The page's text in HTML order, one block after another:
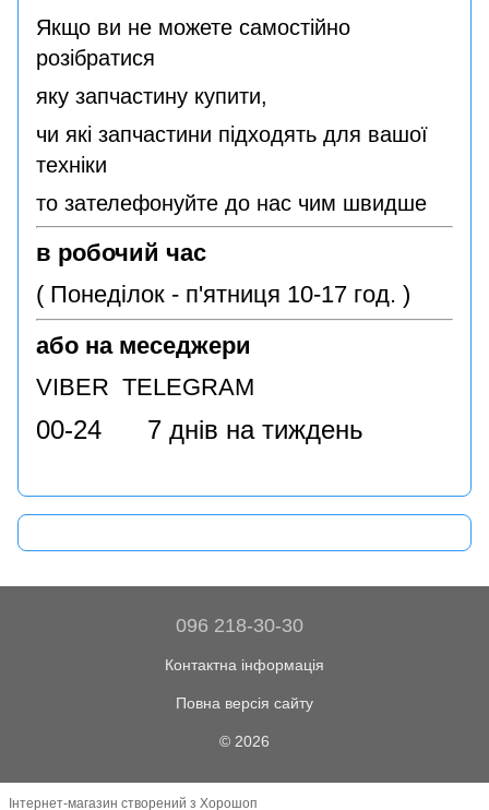
Якщо ви не можете самостійно
розібратися
яку запчастину купити,
чи які запчастини підходять для вашої
техніки
то зателефонуйте до нас чим швидше
в робочий час
( Понеділок - п'ятниця 10-17 год. )
або на меседжери
VIBER TELEGRAM
00-24 7 днів на тиждень
096 218-30-30
Контактна інформація
Повна версія сайту
© 2026
Інтернет-магазин створений з Хорошоп